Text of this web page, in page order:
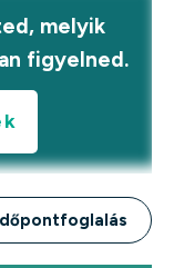
melyik
figyelned.